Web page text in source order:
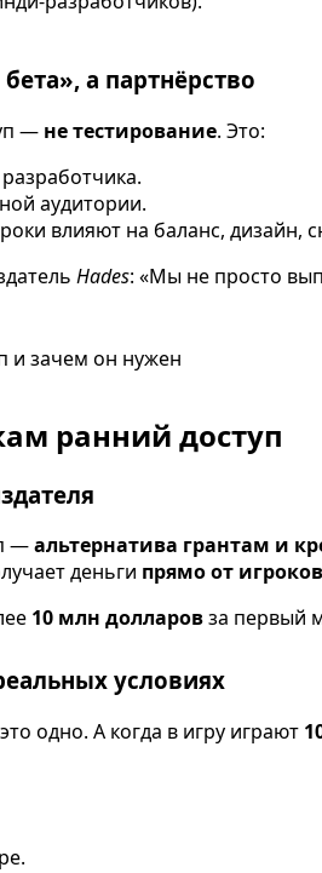
а партнёрство
— не тестирование. Это:
разработчика.
аудитории.
влияют на баланс, дизайн,
Hades: «Мы не просто
ранний доступ
—альтернатива грантам и
деньги прямо от игроков
10 млн долларовза первый
условиях
одно. А когда в игру играют